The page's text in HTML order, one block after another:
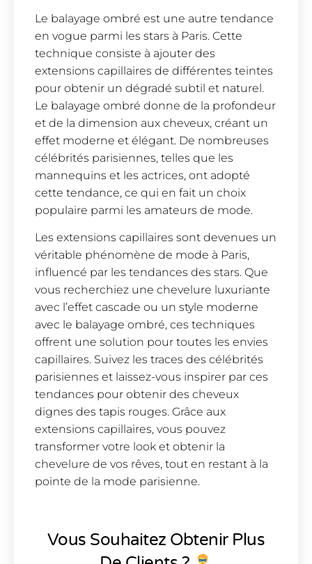
Le balayage ombré est une autre tendance
en vogue parmi les stars à Paris. Cette
technique consiste à ajouter des
extensions capillaires de différentes teintes
pour obtenir un dégradé subtil et naturel.
Le balayage ombré donne de la profondeur
et de la dimension aux cheveux, créant un
effet moderne et élégant. De nombreuses
célébrités parisiennes, telles que les
mannequins et les actrices, ont adopté
cette tendance, ce qui en fait un choix
populaire parmi les amateurs de mode.
Les extensions capillaires sont devenues un
véritable phénomène de mode à Paris,
influencé par les tendances des stars. Que
vous recherchiez une chevelure luxuriante
avec l’effet cascade ou un style moderne
avec le balayage ombré, ces techniques
offrent une solution pour toutes les envies
capillaires. Suivez les traces des célébrités
parisiennes et laissez-vous inspirer par ces
tendances pour obtenir des cheveux
dignes des tapis rouges. Grâce aux
extensions capillaires, vous pouvez
transformer votre look et obtenir la
chevelure de vos rêves, tout en restant à la
pointe de la mode parisienne.
Vous Souhaitez Obtenir Plus